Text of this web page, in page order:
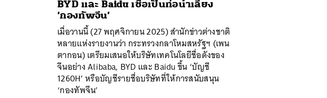
BYD และ Baidu เชื่อเป็นท่อน้ำเลี้ยง
‘กองทัพจีน’
เมื่อวานนี้ (27 พฤศจิกายน 2025) สำนักข่าวต่างชาติ
หลายแห่งรายงานว่า กระทรวงกลาโหมสหรัฐฯ (เพน
ตากอน) เตรียมเสนอให้บริษัทเทคโนโลยีชื่อดังของ
จีนอย่าง Alibaba, BYD และ Baidu ขึ้น ‘บัญชี
1260H’ หรือบัญชีรายชื่อบริษัทที่ให้การสนับสนุน
‘กองทัพจีน’